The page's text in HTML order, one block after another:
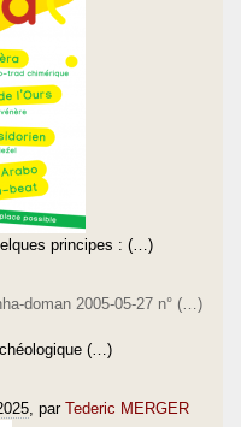
principes : (…)
doman 2005-05-27 n° (…)
(…)
, par Tederic MERGER